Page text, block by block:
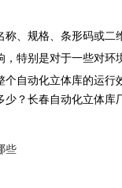
、规格、条形码或
特别是对于一些对
个自动化立体库的运行
？长春自动化立体
些